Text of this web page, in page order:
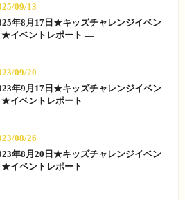
09/13
年8月17日★キッズチャレンジイベン
★イベントレポート —
09/20
年9月17日★キッズチャレンジイベン
★イベントレポート
08/26
年8月20日★キッズチャレンジイベン
★イベントレポート